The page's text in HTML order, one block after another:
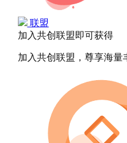
联盟
加入共创联盟即可获得
加入共创联盟，尊享海量